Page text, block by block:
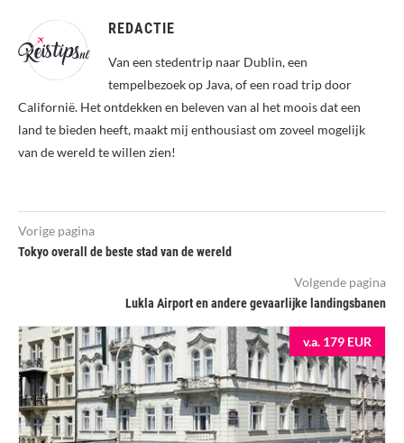
REDACTIE
Van een stedentrip naar Dublin, een
tempelbezoek op Java, of een road trip door
Californië. Het ontdekken en beleven van al het moois dat een
land te bieden heeft, maakt mij enthousiast om zoveel mogelijk
van de wereld te willen zien!
Vorige pagina
Tokyo overall de beste stad van de wereld
Volgende pagina
Lukla Airport en andere gevaarlijke landingsbanen
v.a. 179 EUR